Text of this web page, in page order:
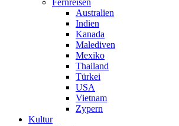
Fernreisen
Australien
Indien
Kanada
Malediven
Mexiko
Thailand
Türkei
USA
Vietnam
Zypern
Kultur